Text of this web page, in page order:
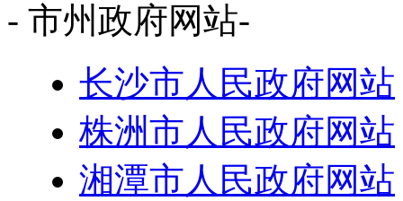
- 市州政府网站-
长沙市人民政府网站
株洲市人民政府网站
湘潭市人民政府网站